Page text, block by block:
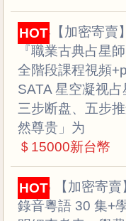
HOT
D124【加密寄賣
『職業古典占星
全階段課程視頻
SATA 星空凝视
三步断盘、五步
然尊贵」为
＄15000新台幣
HOT
D126 【加密寄
錄音粵語 30 集+